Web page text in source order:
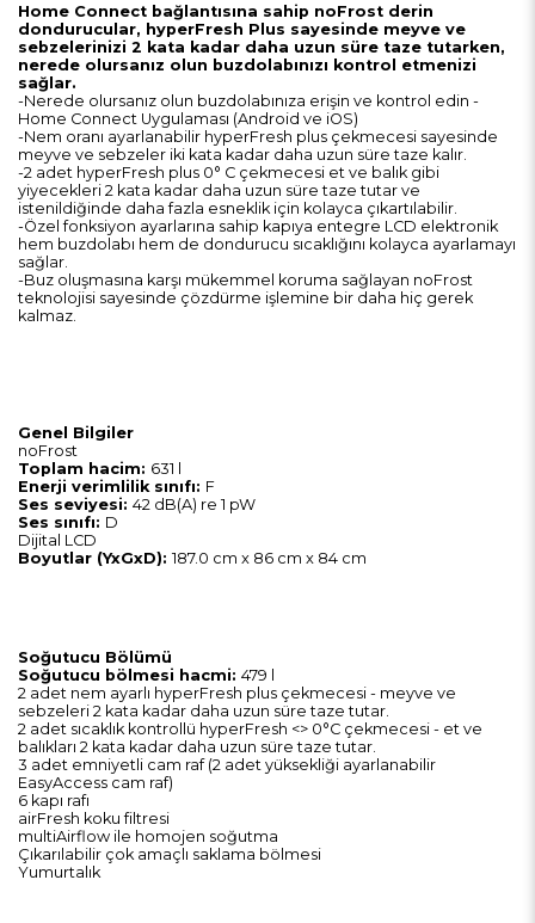
Home Connect bağlantısına sahip noFrost derin
dondurucular, hyperFresh Plus sayesinde meyve ve
sebzelerinizi 2 kata kadar daha uzun süre taze tutarken,
nerede olursanız olun buzdolabınızı kontrol etmenizi
sağlar.
-Nerede olursanız olun buzdolabınıza erişin ve kontrol edin -
Home Connect Uygulaması (Android ve iOS)
-Nem oranı ayarlanabilir hyperFresh plus çekmecesi sayesinde
meyve ve sebzeler iki kata kadar daha uzun süre taze kalır.
-2 adet hyperFresh plus 0° C çekmecesi et ve balık gibi
yiyecekleri 2 kata kadar daha uzun süre taze tutar ve
istenildiğinde daha fazla esneklik için kolayca çıkartılabilir.
-Özel fonksiyon ayarlarına sahip kapıya entegre LCD elektronik
hem buzdolabı hem de dondurucu sıcaklığını kolayca ayarlamayı
sağlar.
-Buz oluşmasına karşı mükemmel koruma sağlayan noFrost
teknolojisi sayesinde çözdürme işlemine bir daha hiç gerek
kalmaz.
Genel Bilgiler
noFrost
Toplam hacim: 631 l
Enerji verimlilik sınıfı: F
Ses seviyesi: 42 dB(A) re 1 pW
Ses sınıfı: D
Dijital LCD
Boyutlar (YxGxD): 187.0 cm x 86 cm x 84 cm
Soğutucu Bölümü
Soğutucu bölmesi hacmi: 479 l
2 adet nem ayarlı hyperFresh plus çekmecesi - meyve ve
sebzeleri 2 kata kadar daha uzun süre taze tutar.
2 adet sıcaklık kontrollü hyperFresh <> 0°C çekmecesi - et ve
balıkları 2 kata kadar daha uzun süre taze tutar.
3 adet emniyetli cam raf (2 adet yüksekliği ayarlanabilir
EasyAccess cam raf)
6 kapı rafı
airFresh koku filtresi
multiAirflow ile homojen soğutma
Çıkarılabilir çok amaçlı saklama bölmesi
Yumurtalık